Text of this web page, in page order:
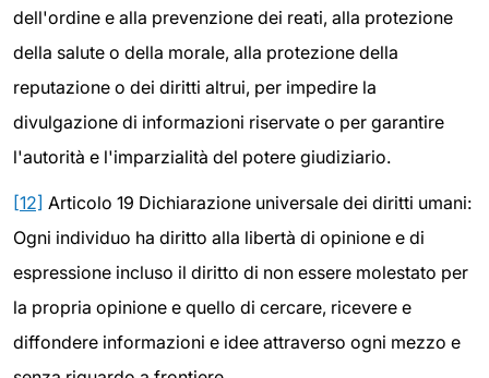
dell'ordine e alla prevenzione dei reati, alla protezione
della salute o della morale, alla protezione della
reputazione o dei diritti altrui, per impedire la
divulgazione di informazioni riservate o per garantire
l'autorità e l'imparzialità del potere giudiziario.
[12] Articolo 19 Dichiarazione universale dei diritti umani:
Ogni individuo ha diritto alla libertà di opinione e di
espressione incluso il diritto di non essere molestato per
la propria opinione e quello di cercare, ricevere e
diffondere informazioni e idee attraverso ogni mezzo e